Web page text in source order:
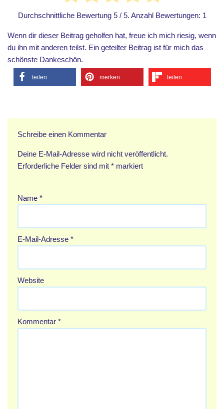
Durchschnittliche Bewertung 5/ 5. Anzahl Bewertungen: 1
Wenn dir dieser Beitrag geholfen hat, freue ich mich riesig, wenn
du ihn mit anderen teilst. Ein geteilter Beitrag ist für mich das
schönste Dankeschön.
teilen merken teilen
Schreibe einen Kommentar
Deine E-Mail-Adresse wird nicht veröffentlicht.
Erforderliche Felder sind mit * markiert
Name *
E-Mail-Adresse *
Website
Kommentar *